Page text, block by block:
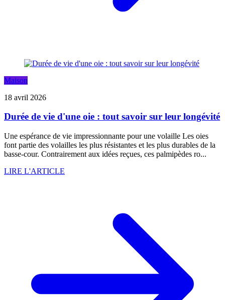
Maison
18 avril 2026
Durée de vie d'une oie : tout savoir sur leur longévité
Une espérance de vie impressionnante pour une volaille Les oies
font partie des volailles les plus résistantes et les plus durables de la
basse-cour. Contrairement aux idées reçues, ces palmipèdes ro...
LIRE L'ARTICLE